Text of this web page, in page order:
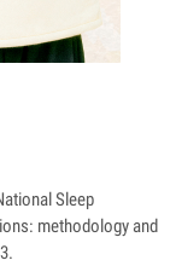
Sleep
methodology and